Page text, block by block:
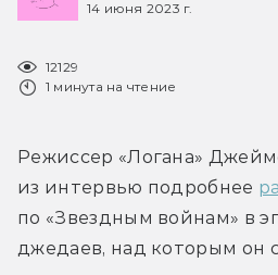
14 июня 2023 г.
12129
1 минута на чтение
Режиссер «Логана»
из интервью подробнее
по «Звездным войнам» в
джедаев, над которым он